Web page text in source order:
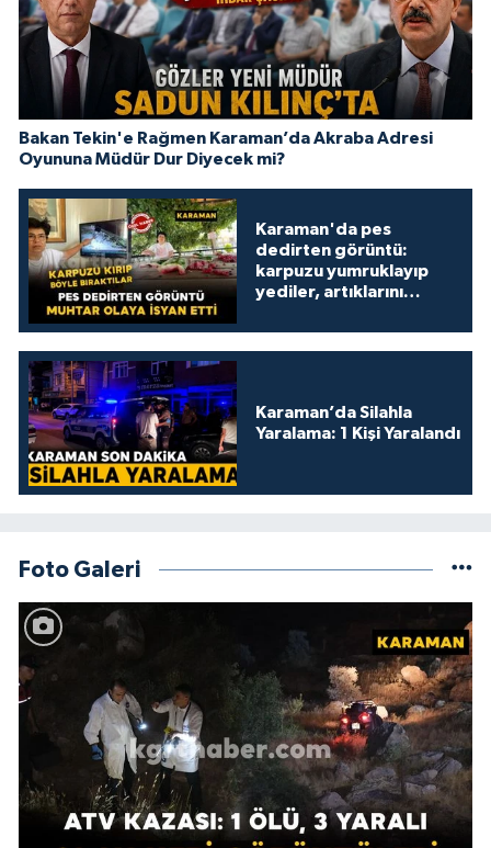
Bakan Tekin'e Rağmen Karaman’da Akraba Adresi
Oyununa Müdür Dur Diyecek mi?
Karaman'da pes
dedirten görüntü:
karpuzu yumruklayıp
yediler, artıklarını
Karaman’da Silahla
Yaralama: 1 Kişi Yaralandı
Foto Galeri